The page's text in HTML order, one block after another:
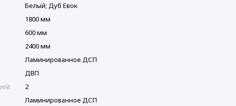
Белый; Дуб Евок
1800 мм
600 мм
2400 мм
Ламинированное ДСП
ДВП
2
Ламинированное ДСП